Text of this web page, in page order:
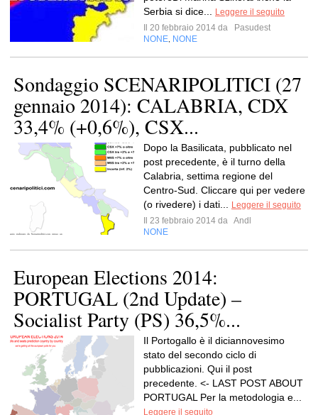
Serbia si dice...
Leggere il seguito
Il 20 febbraio 2014 da
Pasudest
NONE NONE
Sondaggio SCENARIPOLITICI (27
gennaio 2014): CALABRIA, CDX
33,4% (+0,6%), CSX...
Dopo la Basilicata, pubblicato nel
post precedente, è il turno della
Calabria, settima regione del
Centro-Sud. Cliccare qui per vedere
(o rivedere) i dati...
Leggere il seguito
Il 23 febbraio 2014 da Andl
NONE
European Elections 2014:
PORTUGAL (2nd Update) –
Socialist Party (PS) 36,5%...
Il Portogallo è il diciannovesimo
stato del secondo ciclo di
pubblicazioni. Qui il post
precedente. <- LAST POST ABOUT
PORTUGAL Per la metodologia e...
Leggere il seguito